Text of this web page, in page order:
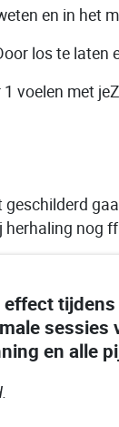
en in het
los te laten
voelen met
geschilderd
herhaling nog
effect
sessies
en alle